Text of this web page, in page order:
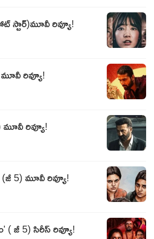
రివ్యూ!
రివ్యూ!
మూవీ రివ్యూ!
5) మూవీ రివ్యూ!
( జీ 5) సిరీస్ రివ్యూ!